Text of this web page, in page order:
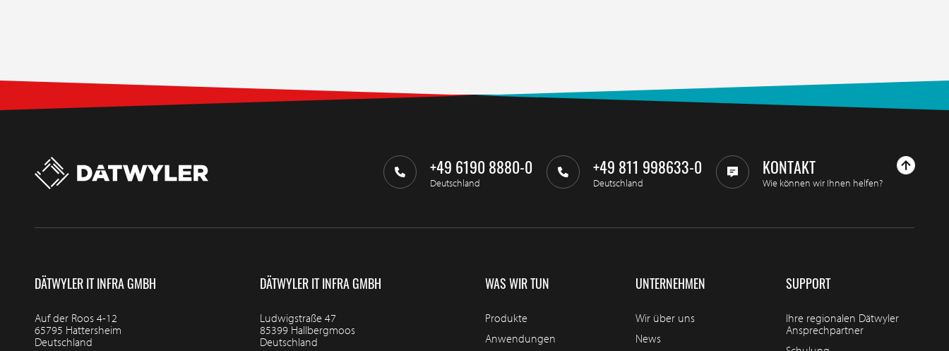
+49 6190 8880-0
Deutschland
+49 811 998633-0
Deutschland
KONTAKT
Wie können wir Ihnen helfen?
DÄTWYLER IT INFRA GMBH
Auf der Roos 4-12
65795 Hattersheim
Deutschland
DÄTWYLER IT INFRA GMBH
Ludwigstraße 47
85399 Hallbergmoos
Deutschland
WAS WIR TUN
Produkte
Anwendungen
UNTERNEHMEN
Wir über uns
News
SUPPORT
Ihre regionalen Dätwyler
Ansprechpartner